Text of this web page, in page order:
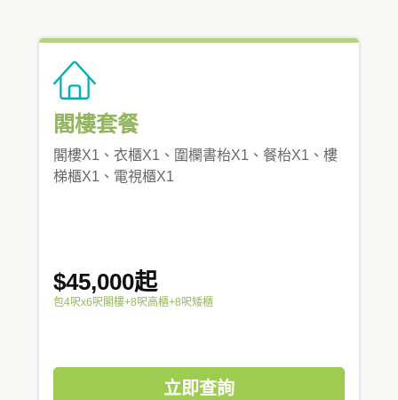
閣樓套餐
閣樓X1、衣櫃X1、圍欄書枱X1、餐枱X1、樓
梯櫃X1、電視櫃X1
$45,000起
包4呎x6呎閣樓+8呎高櫃+8呎矮櫃
立即查詢